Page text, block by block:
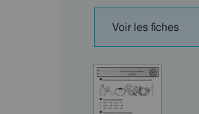
Voir les fiches